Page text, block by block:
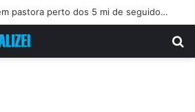
Vitória Souza: jovem pastora perto dos 5 mi de seguidores na web